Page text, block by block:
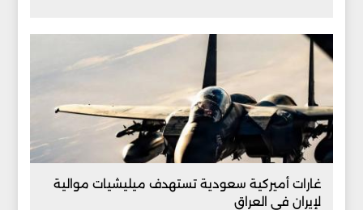
غارات أميركية سعودية تستهدف ميليشيات موالية
لإيران في العراق